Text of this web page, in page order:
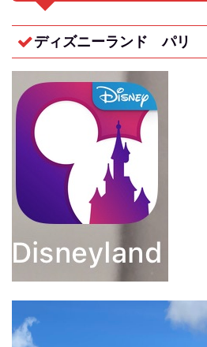
ディズニーランド パリ